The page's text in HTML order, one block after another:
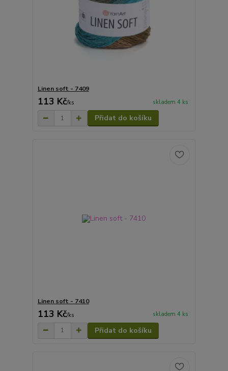
Linen soft - 7409
113 Kč/ks skladem 4 ks
Přidat do košíku
Linen soft - 7410
113 Kč/ks skladem 4 ks
Přidat do košíku